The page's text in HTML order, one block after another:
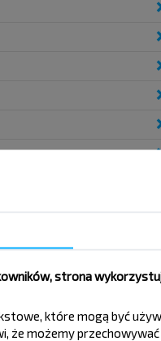
Радужная
ПМК 20
strona
które mogą być
że możemy